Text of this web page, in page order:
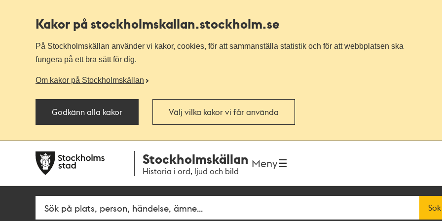
Kakor på stockholmskallan.stockholm.se
På Stockholmskällan använder vi kakor, cookies, för att sammanställa statistik och för att webbplatsen ska
fungera på ett bra sätt för dig.
Om kakor på Stockholmskällan
Godkänn alla kakor Välj vilka kakor vi får använda
navigationen
huvudinnehållet
Stockholmskällan
Historia i ord, ljud och bild
Meny
Fritextsök Sök